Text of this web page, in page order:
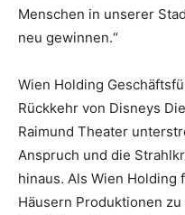
Menschen in unserer
neu gewinnen.“
Wien Holding
Rückkehr von Disneys
Raimund Theater
Anspruch und die
hinaus. Als Wien
Häusern Produktionen